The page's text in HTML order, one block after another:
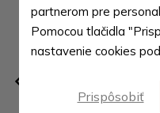
partnerom pre
Pomocou tlačidla
nastavenie cookies
Prispôsobiť